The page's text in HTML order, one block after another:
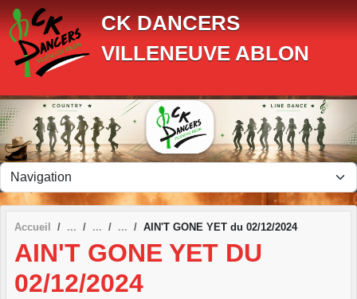
CK DANCERS
VILLENEUVE ABLON
Accueil AIN'T GONE YET du 02/12/2024
AIN'T GONE YET DU
02/12/2024
Panneau de gestion des cookies